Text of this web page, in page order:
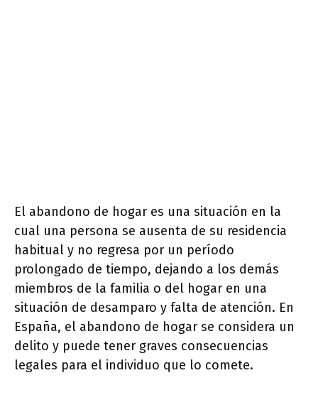
El abandono de hogar es una situación en la
cual una persona se ausenta de su residencia
habitual y no regresa por un período
prolongado de tiempo, dejando a los demás
miembros de la familia o del hogar en una
situación de desamparo y falta de atención. En
España, el abandono de hogar se considera un
delito y puede tener graves consecuencias
legales para el individuo que lo comete.